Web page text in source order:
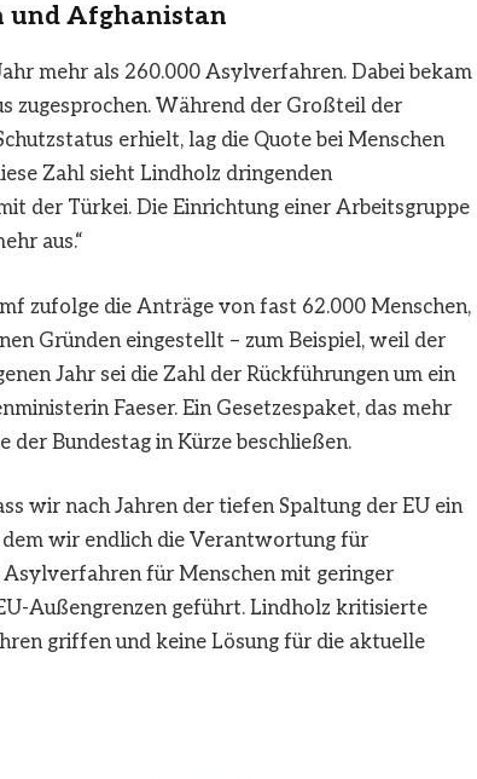
und Afghanistan
mehr als 260.000 Asylverfahren. Dabei bekam
zugesprochen. Während der Großteil der
erhielt, lag die Quote bei Menschen
Zahl sieht Lindholz dringenden
der Türkei. Die Einrichtung einer Arbeitsgruppe
aus.“
zufolge die Anträge von fast 62.000 Menschen,
Gründen eingestellt – zum Beispiel, weil der
Jahr sei die Zahl der Rückführungen um ein
Faeser. Ein Gesetzespaket, das mehr
Bundestag in Kürze beschließen.
wir nach Jahren der tiefen Spaltung der EU ein
wir endlich die Verantwortung für
Asylverfahren für Menschen mit geringer
Außengrenzen geführt. Lindholz kritisierte
griffen und keine Lösung für die aktuelle